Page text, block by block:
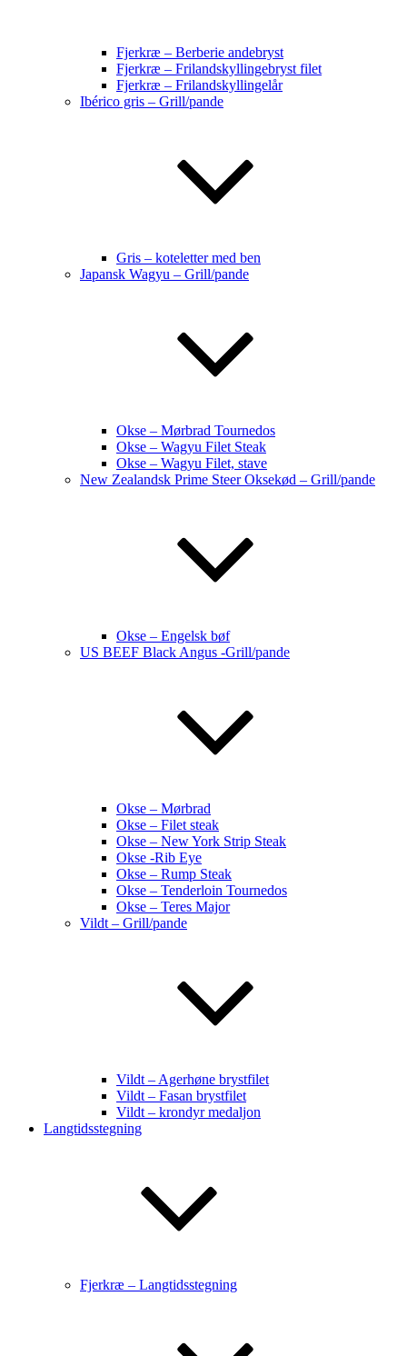
Fjerkræ – Berberie andebryst
Fjerkræ – Frilandskyllingebryst filet
Fjerkræ – Frilandskyllingelår
Ibérico gris – Grill/pande
Gris – koteletter med ben
Japansk Wagyu – Grill/pande
Okse – Mørbrad Tournedos
Okse – Wagyu Filet Steak
Okse – Wagyu Filet, stave
New Zealandsk Prime Steer Oksekød – Grill/pande
Okse – Engelsk bøf
US BEEF Black Angus -Grill/pande
Okse – Mørbrad
Okse – Filet steak
Okse – New York Strip Steak
Okse -Rib Eye
Okse – Rump Steak
Okse – Tenderloin Tournedos
Okse – Teres Major
Vildt – Grill/pande
Vildt – Agerhøne brystfilet
Vildt – Fasan brystfilet
Vildt – krondyr medaljon
Langtidsstegning
Fjerkræ – Langtidsstegning